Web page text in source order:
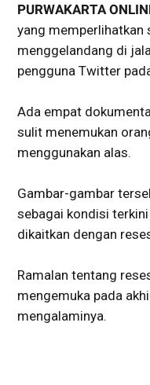
PURWAKARTA
yang memperlihatkan
menggelandang di
pengguna Twitter
Ada empat
sulit menemukan
menggunakan alas.
Gambar-gambar
sebagai kondisi
dikaitkan dengan
Ramalan tentang
mengemuka pada
mengalaminya.